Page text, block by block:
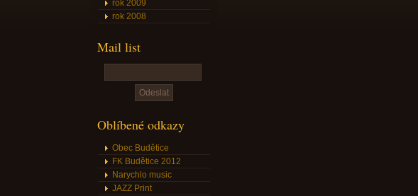
rok 2009
rok 2008
Mail list
Oblíbené odkazy
Obec Budětice
FK Budětice 2012
Narychlo music
JAZZ Print